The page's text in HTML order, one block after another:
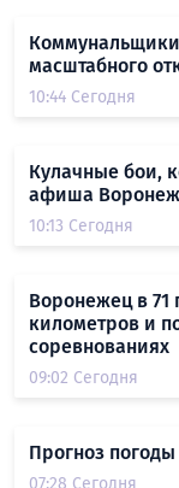
масштабного
10:44 Сегодня
Кулачные бои,
афиша
10:13 Сегодня
Воронежец в 71
километров и
соревнованиях
09:02 Сегодня
Прогноз погоды